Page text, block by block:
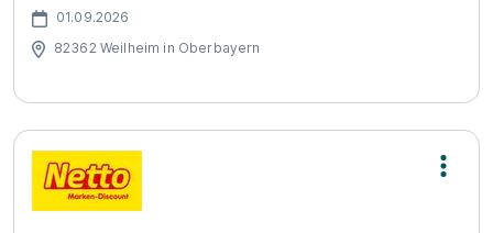
01.09.2026
82362 Weilheim in Oberbayern